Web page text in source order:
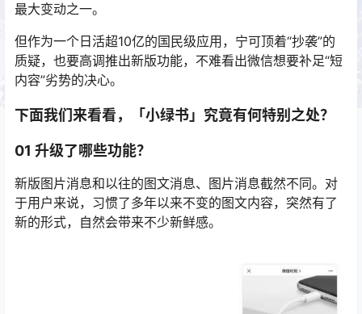
最大变动之一。
但作为一个日活超10亿的国民级应用，宁可顶着“抄袭”的
质疑，也要高调推出新版功能，不难看出微信想要补足“短
内容”劣势的决心。
下面我们来看看，「小绿书」究竟有何特别之处？
01 升级了哪些功能？
新版图片消息和以往的图文消息、图片消息截然不同。对
于用户来说，习惯了多年以来不变的图文内容，突然有了
新的形式，自然会带来不少新鲜感。